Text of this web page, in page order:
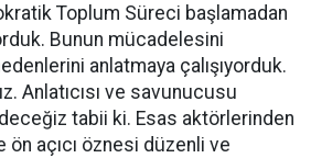
Toplum Süreci başlamadan
Bunun mücadelesini
anlatmaya çalışıyorduk.
Anlatıcısı ve savunucusu
tabii ki. Esas aktörlerinden
ön açıcı öznesi düzenli ve